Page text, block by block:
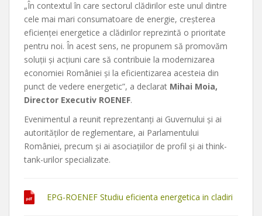
„În contextul în care sectorul clădirilor este unul dintre
cele mai mari consumatoare de energie, creşterea
eficienței energetice a clădirilor reprezintă o prioritate
pentru noi. În acest sens, ne propunem să promovăm
soluţii şi acţiuni care să contribuie la modernizarea
economiei României şi la eficientizarea acesteia din
punct de vedere energetic”, a declarat Mihai Moia,
Director Executiv ROENEF.
Evenimentul a reunit reprezentanți ai Guvernului și ai
autorităților de reglementare, ai Parlamentului
României, precum și ai asociațiilor de profil și ai think-
tank-urilor specializate.
EPG-ROENEF Studiu eficienta energetica in cladiri